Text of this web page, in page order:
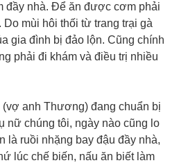
đầy nhà. Để ăn được cơm phải
mùi hôi thối từ trang trại gà
gia đình bị đảo lộn. Cũng chính
phải đi khám và điều trị nhiều
anh Thương) đang chuẩn bị
nữ chúng tôi, ngày nào cũng lo
ruồi nhặng bay đậu đầy nhà,
lúc chế biến, nấu ăn biết làm